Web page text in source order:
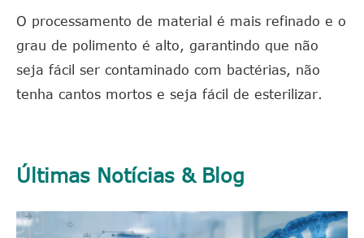
O processamento de material é mais refinado e o
grau de polimento é alto, garantindo que não
seja fácil ser contaminado com bactérias, não
tenha cantos mortos e seja fácil de esterilizar.
Últimas Notícias & Blog